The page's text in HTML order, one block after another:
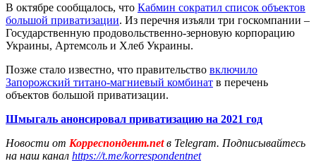
В октябре сообщалось, что Кабмин сократил список объектов
большой приватизации. Из перечня изъяли три госкомпании –
Государственную продовольственно-зерновую корпорацию
Украины, Артемсоль и Хлеб Украины.
Позже стало известно, что правительство включило
Запорожский титано-магниевый комбинат в перечень
объектов большой приватизации.
Шмыгаль анонсировал приватизацию на 2021 год
Новости от Корреспондент.netв Telegram. Подписывайтесь
на наш канал https://t.me/korrespondentnet